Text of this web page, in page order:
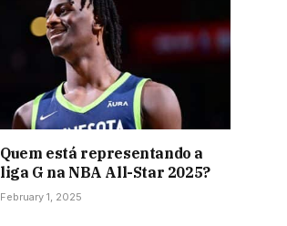
Quem está representando a
liga G na NBA All-Star 2025?
February 1, 2025